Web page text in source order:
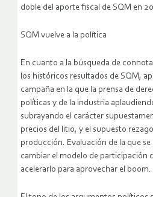
doble del aporte fiscal de SQM en
SQM vuelve a la política
En cuanto a la búsqueda de
los históricos resultados de SQM,
campaña en la que la prensa de
políticas y de la industria
subrayando el carácter
precios del litio, y el supuesto
producción. Evaluación de la que
cambiar el modelo de participación
acelerarlo para aprovechar el boom.